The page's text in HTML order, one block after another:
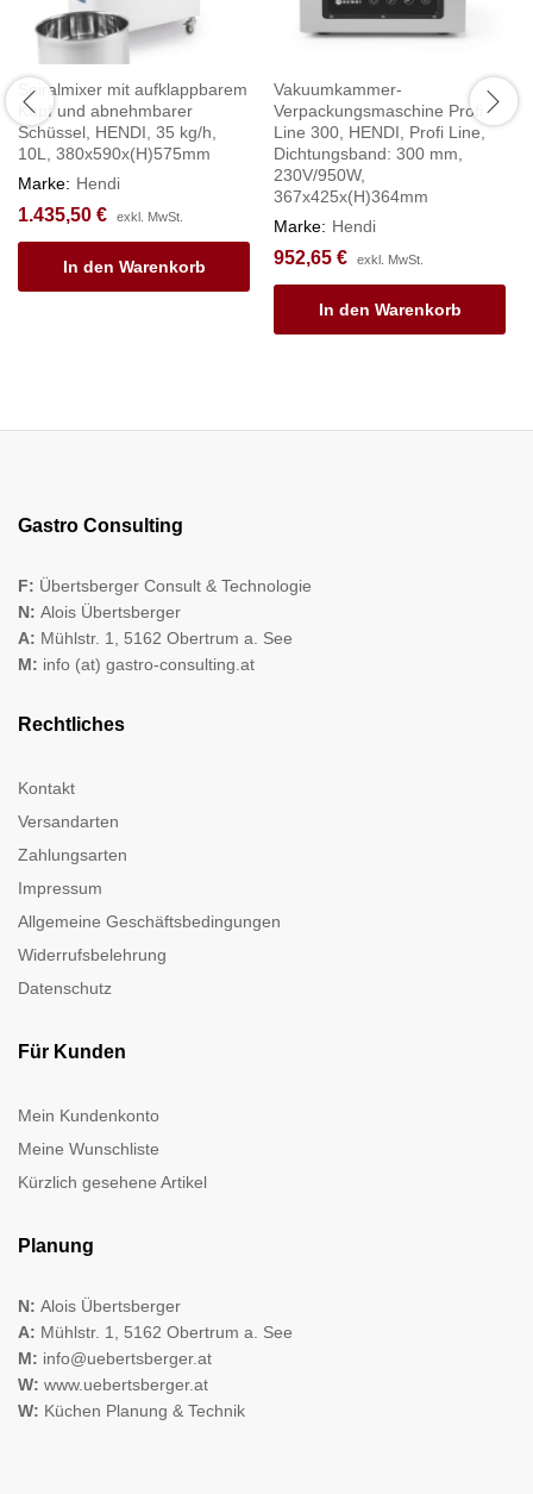
Spiralmixer mit aufklappbarem
Kopf und abnehmbarer
Schüssel, HENDI, 35 kg/h,
10L, 380x590x(H)575mm
Marke: Hendi
1.435,50 € exkl. MwSt.
In den Warenkorb
Vakuumkammer-
Verpackungsmaschine Profi
Line 300, HENDI, Profi Line,
Dichtungsband: 300 mm,
230V/950W,
367x425x(H)364mm
Marke: Hendi
952,65 € exkl. MwSt.
In den Warenkorb
Gastro Consulting
F: Übertsberger Consult & Technologie
N: Alois Übertsberger
A: Mühlstr. 1, 5162 Obertrum a. See
M: info (at) gastro-consulting.at
Rechtliches
Kontakt
Versandarten
Zahlungsarten
Impressum
Allgemeine Geschäftsbedingungen
Widerrufsbelehrung
Datenschutz
Für Kunden
Mein Kundenkonto
Meine Wunschliste
Kürzlich gesehene Artikel
Planung
N: Alois Übertsberger
A: Mühlstr. 1, 5162 Obertrum a. See
M: info@uebertsberger.at
W: www.uebertsberger.at
W: Küchen Planung & Technik